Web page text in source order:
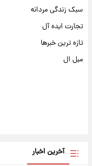
سبک زندگی مردانه
تجارت ایده آل
تازه ترین خبرها
مبل ال
آخرین اخبار